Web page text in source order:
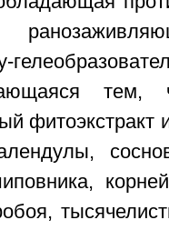
тем,
фитоэкстракт